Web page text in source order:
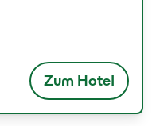
Zum Hotel